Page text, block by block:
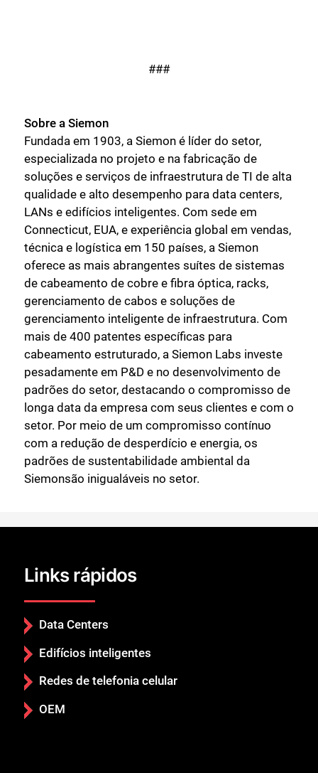
###
Sobre a Siemon
Fundada em 1903, a Siemon é líder do setor,
especializada no projeto e na fabricação de
soluções e serviços de infraestrutura de TI de alta
qualidade e alto desempenho para data centers,
LANs e edifícios inteligentes. Com sede em
Connecticut, EUA, e experiência global em vendas,
técnica e logística em 150 países, a Siemon
oferece as mais abrangentes suítes de sistemas
de cabeamento de cobre e fibra óptica, racks,
gerenciamento de cabos e soluções de
gerenciamento inteligente de infraestrutura. Com
mais de 400 patentes específicas para
cabeamento estruturado, a Siemon Labs investe
pesadamente em P&D e no desenvolvimento de
padrões do setor, destacando o compromisso de
longa data da empresa com seus clientes e com o
setor. Por meio de um compromisso contínuo
com a redução de desperdício e energia, os
padrões de sustentabilidade ambiental da
Siemonsão inigualáveis no setor.
Links rápidos
Data Centers
Edifícios inteligentes
Redes de telefonia celular
OEM